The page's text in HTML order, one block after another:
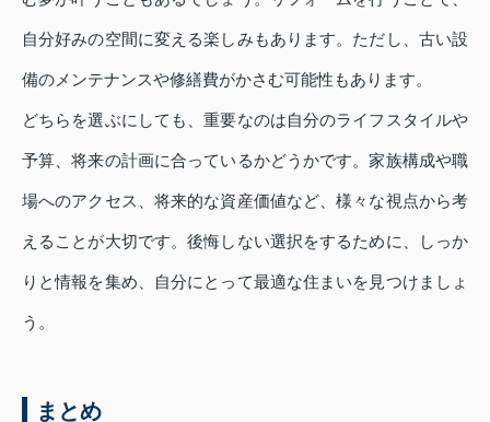
自分好みの空間に変える楽しみもあります。ただし、古い設
備のメンテナンスや修繕費がかさむ可能性もあります。
どちらを選ぶにしても、重要なのは自分のライフスタイルや
予算、将来の計画に合っているかどうかです。家族構成や職
場へのアクセス、将来的な資産価値など、様々な視点から考
えることが大切です。後悔しない選択をするために、しっか
りと情報を集め、自分にとって最適な住まいを見つけましょ
う。
まとめ